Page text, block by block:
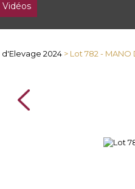
Vidéos
2024 > Lot 782 - MANO